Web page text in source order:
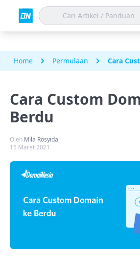
Home Permulaan Cara
Cara Custom
Berdu
Oleh Mila Rosyida
15 Maret 2021